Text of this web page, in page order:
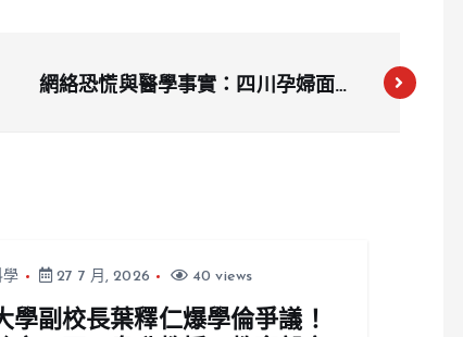
網絡恐慌與醫學事實：四川孕婦面對
學 27 7 月, 2026 40 views
學副校長葉釋仁爆學倫爭議！